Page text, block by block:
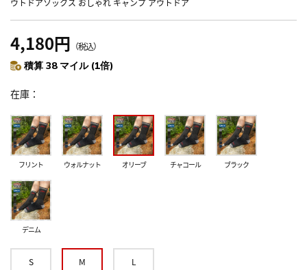
ウトドアソックス おしゃれ キャンプ アウトドア
4,180円 （税込）
積算 38 マイル (1倍)
在庫
フリント ウォルナット オリーブ チャコール ブラック
デニム
S M L